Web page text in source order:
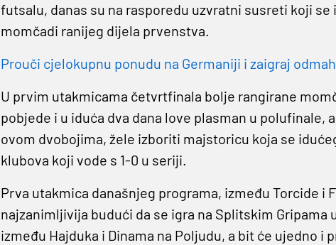
futsalu, danas su na rasporedu uzvratni susreti koji
momčadi ranijeg dijela prvenstva.
Prouči cjelokupnu ponudu na Germaniji i zaigraj
U prvim utakmicama četvrtfinala bolje rangirane
pobjede i u iduća dva dana love plasman u polufinale,
ovom dvobojima, žele izboriti majstoricu koja se
klubova koji vode s 1-0 u seriji.
Prva utakmica današnjeg programa, između Torcide i
najzanimljivija budući da se igra na Splitskim
između Hajduka i Dinama na Poljudu, a bit će ujedno